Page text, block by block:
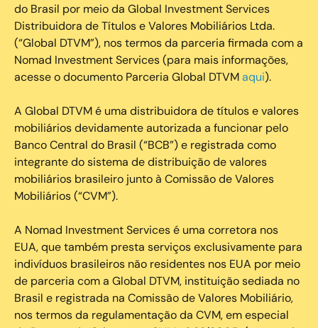
do Brasil por meio da Global Investment Services
Distribuidora de Títulos e Valores Mobiliários Ltda.
(“Global DTVM”), nos termos da parceria firmada com a
Nomad Investment Services (para mais informações,
acesse o documento Parceria Global DTVMaqui).
A Global DTVM é uma distribuidora de títulos e valores
mobiliários devidamente autorizada a funcionar pelo
Banco Central do Brasil (“BCB”) e registrada como
integrante do sistema de distribuição de valores
mobiliários brasileiro junto à Comissão de Valores
Mobiliários (“CVM”).
‍A Nomad Investment Services é uma corretora nos
EUA, que também presta serviços exclusivamente para
indivíduos brasileiros não residentes nos EUA por meio
de parceria com a Global DTVM, instituição sediada no
Brasil e registrada na Comissão de Valores Mobiliário,
nos termos da regulamentação da CVM, em especial